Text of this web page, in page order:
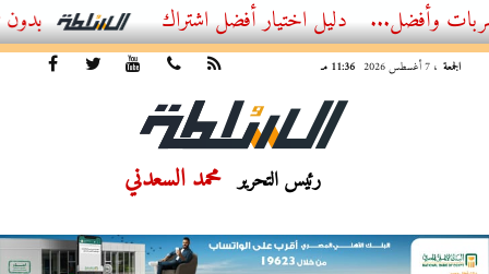
أفضل اشتراك IPTV بدون تقطيع 2026 – دليل المشاهد العصري
الجمعة ، 7 أغسطس 2026 11:36 مـ
رئيس التحرير محمد السعدني